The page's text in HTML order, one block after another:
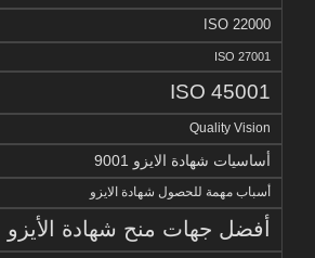
ISO 22000
ISO 27001
ISO 45001
Quality Vision
أساسيات شهادة الايزو 9001
أسباب مهمة للحصول شهادة الايزو
أفضل جهات منح شهادة الأيزو